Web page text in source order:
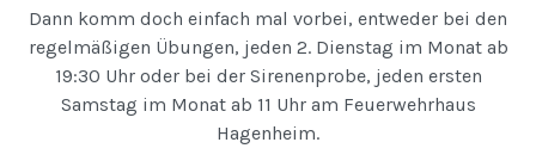
Dann komm doch einfach mal vorbei, entweder bei den
regelmäßigen Übungen, jeden 2. Dienstag im Monat ab
19:30 Uhr oder bei der Sirenenprobe, jeden ersten
Samstag im Monat ab 11 Uhr am Feuerwehrhaus
Hagenheim.